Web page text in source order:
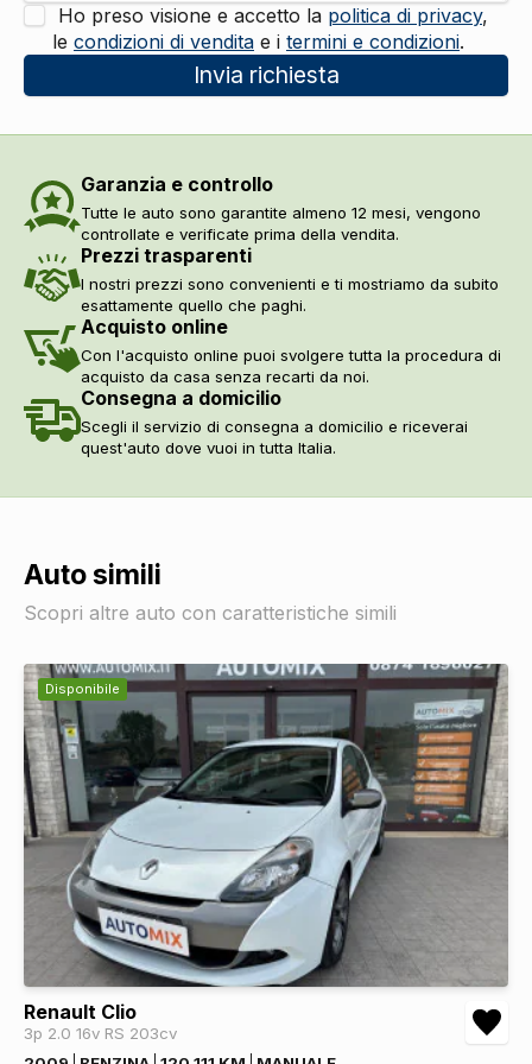
Ho preso visione e accetto la politica di privacy,
le condizioni di vendita e i termini e condizioni.
Invia richiesta
Garanzia e controllo
Tutte le auto sono garantite almeno 12 mesi, vengono
controllate e verificate prima della vendita.
Prezzi trasparenti
I nostri prezzi sono convenienti e ti mostriamo da subito
esattamente quello che paghi.
Acquisto online
Con l'acquisto online puoi svolgere tutta la procedura di
acquisto da casa senza recarti da noi.
Consegna a domicilio
Scegli il servizio di consegna a domicilio e riceverai
quest'auto dove vuoi in tutta Italia.
Auto simili
Scopri altre auto con caratteristiche simili
Disponibile
Renault Clio
3p 2.0 16v RS 203cv